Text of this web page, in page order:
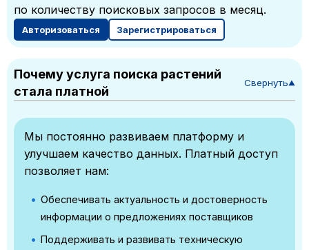
по количеству поисковых запросов в месяц.
Авторизоваться Зарегистрироваться
Почему услуга поиска растений
стала платной
Свернуть▼
Мы постоянно развиваем платформу и
улучшаем качество данных. Платный доступ
позволяет нам:
Обеспечивать актуальность и достоверность
информации о предложениях поставщиков
Поддерживать и развивать техническую